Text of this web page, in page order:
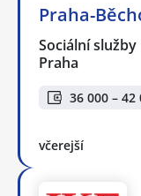
Praha-
Sociální
Praha
36 000 – 42
včerejší